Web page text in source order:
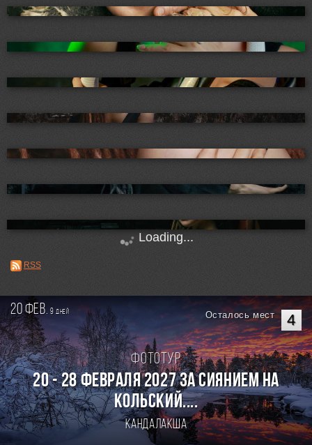
Loading...
RSS
20 фев. 9дней 4
Осталось мест
Фототур
20 - 28 февраля 2027 За Сиянием на
Кольский....
Кандалакша